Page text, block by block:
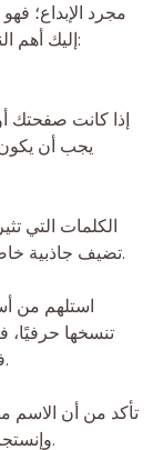
مجرد الإبداع؛
إليك أهم النصائح التي تساعدك على اختيار الاسم الأمثل:
إذا كانت صفحتك
يجب أن
الكلمات التي
تضيف جاذبية خاصة للاسم وتجعله يبرز بين المنافسين.
استلهم من
تنسخها حرفيًا،
فرص الخلط مع علامات تجارية أخرى.
تأكد من أن الاسم
وإنستجرام، وأي منصات أخرى قد تستخدمها.